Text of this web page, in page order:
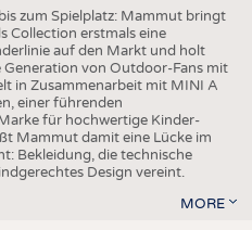
TERMINE
BRANCHENTERMINE
zum Spielplatz: Mammut bringt
Collection erstmals eine
auf den Markt und holt
Generation von Outdoor-Fans mit
in Zusammenarbeit mit MINI A
einer führenden
für hochwertige Kinder-
Mammut damit eine Lücke im
Bekleidung, die technische
Design vereint.
MORE